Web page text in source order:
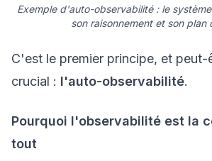
Exemple d'auto-observabilité : le
son raisonnement et son plan
C'est le premier principe, et peut-
crucial : l'auto-observabilité.
Pourquoi l'observabilité est la
tout